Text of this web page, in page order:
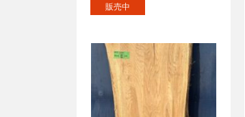
販売中